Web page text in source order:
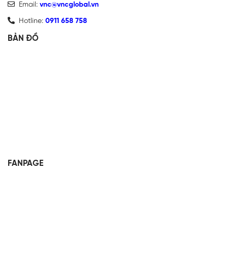
Email: vnc@vncglobal.vn
Hotline: 0911 658 758
BẢN ĐỒ
FANPAGE